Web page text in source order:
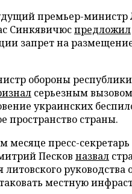
премьер-министр
Синкявичюспредложил
запрет на
обороны республики
серьезным вызовом
украинских
пространство страны.
месяце пресс-
Песков назвал
литовского руководства
местную